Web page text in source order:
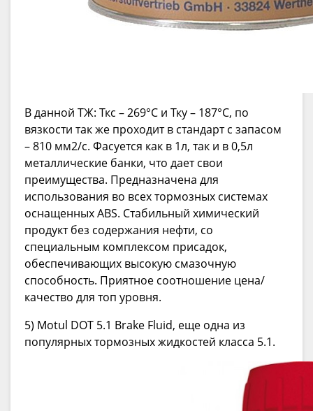
В данной ТЖ: Ткс – 269°C и Тку – 187°C, по
вязкости так же проходит в стандарт с запасом
– 810 мм2/с. Фасуется как в 1л, так и в 0,5л
металлические банки, что дает свои
преимущества. Предназначена для
использования во всех тормозных системах
оснащенных ABS. Стабильный химический
продукт без содержания нефти, со
специальным комплексом присадок,
обеспечивающих высокую смазочную
способность. Приятное соотношение цена/
качество для топ уровня.
5) Motul DOT 5.1 Brake Fluid, еще одна из
популярных тормозных жидкостей класса 5.1.